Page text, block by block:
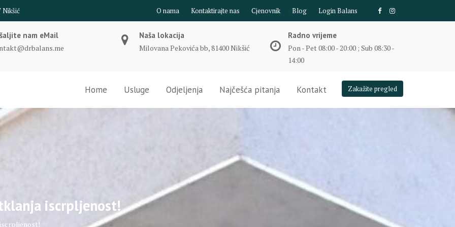
O nama Kontaktirajte nas Cjenovnik Blog Login Balans
nam eMail
Naša lokacija
Milovana Pekovića bb, 81400 Nikšić
Radno vrijeme
Pon - Pet 08:00 - 20:00 ; Sub 08:30 -
14:00
Zakažite pregled
Home Usluge Odjeljenja Najčešća pitanja Kontakt
iscrpljenost!